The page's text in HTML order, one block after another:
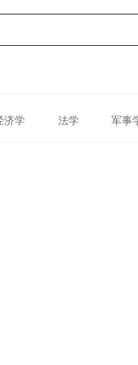
济学 法学 军事